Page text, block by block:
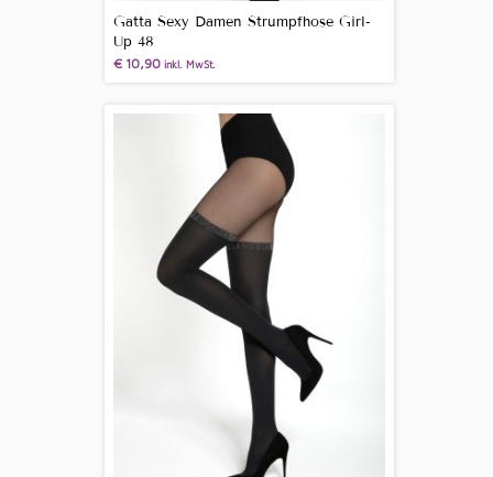
Gatta Sexy Damen Strumpfhose Girl-
Up 48
€10,90 inkl. MwSt.